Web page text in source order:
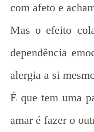
com afeto e
Mas o efeito
dependência
alergia a si
É que tem uma
amar é fazer o